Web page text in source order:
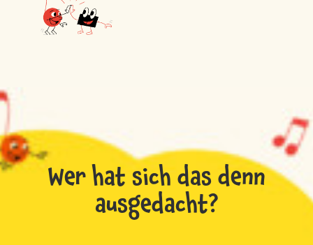
Wer hat sich das denn
ausgedacht?